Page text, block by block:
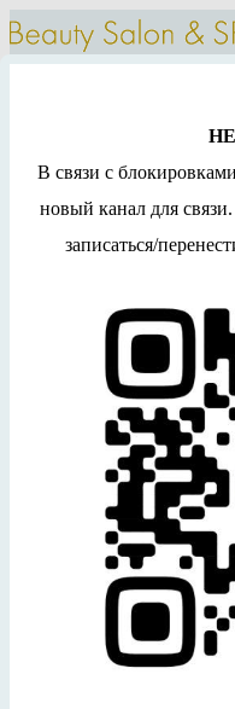
Команда
Услуги и цены
Отзывы
Контакты
Парикмахер, стилист
Наталья
ЗАПИСАТЬСЯ
В связи с
новый канал для связи.
записаться/